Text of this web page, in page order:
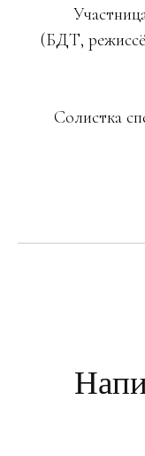
(БДТ,
Солистка